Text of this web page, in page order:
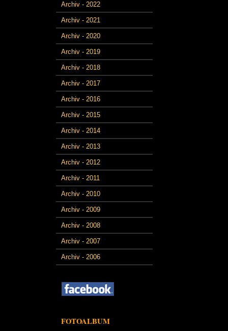
Archiv - 2022
Archiv - 2021
Archiv - 2020
Archiv - 2019
Archiv - 2018
Archiv - 2017
Archiv - 2016
Archiv - 2015
Archiv - 2014
Archiv - 2013
Archiv - 2012
Archiv - 2011
Archiv - 2010
Archiv - 2009
Archiv - 2008
Archiv - 2007
Archiv - 2006
FOTOALBUM